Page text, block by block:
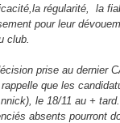
régularité, la
pour leur
club.
prise au dernier
que les
le 18/11 au +
absents pourront